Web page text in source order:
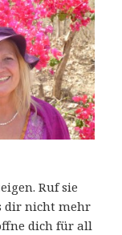
Ruf sie
dir nicht mehr
dich für all